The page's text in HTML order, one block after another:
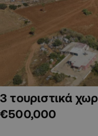
3 τουριστικά
€500,000